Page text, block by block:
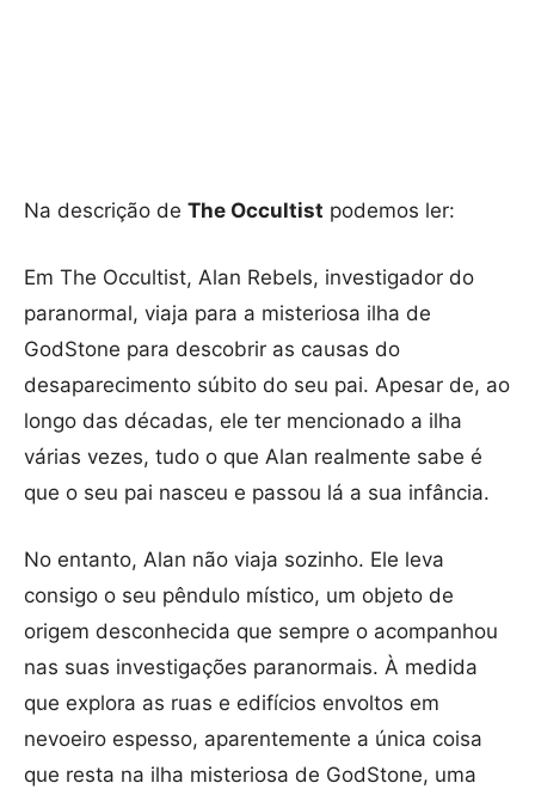
Na descrição de The Occultist podemos ler:
Em The Occultist, Alan Rebels, investigador do
paranormal, viaja para a misteriosa ilha de
GodStone para descobrir as causas do
desaparecimento súbito do seu pai. Apesar de, ao
longo das décadas, ele ter mencionado a ilha
várias vezes, tudo o que Alan realmente sabe é
que o seu pai nasceu e passou lá a sua infância.
No entanto, Alan não viaja sozinho. Ele leva
consigo o seu pêndulo místico, um objeto de
origem desconhecida que sempre o acompanhou
nas suas investigações paranormais. À medida
que explora as ruas e edifícios envoltos em
nevoeiro espesso, aparentemente a única coisa
que resta na ilha misteriosa de GodStone, uma